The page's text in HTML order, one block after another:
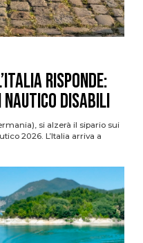
risponde:
Nautico Disabili
si alzerà il sipario sui
2026. L’Italia arriva a